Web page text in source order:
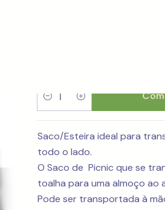
Cantidad
Saco/Esteira ideal para
todo o lado.
O Saco de Picnic que se
toalha para uma almoço ao
Pode ser transportada à